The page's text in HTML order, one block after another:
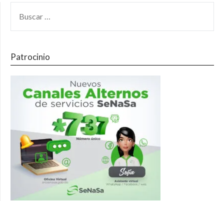
Patrocinio